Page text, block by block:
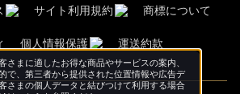
サイト利用規約 商標について
個人情報保護 運送約款
さまに適したお得な商品やサービスの案内、
で、第三者から提供された位置情報や広告デ
さまの個人データと結びつけて利用する場合